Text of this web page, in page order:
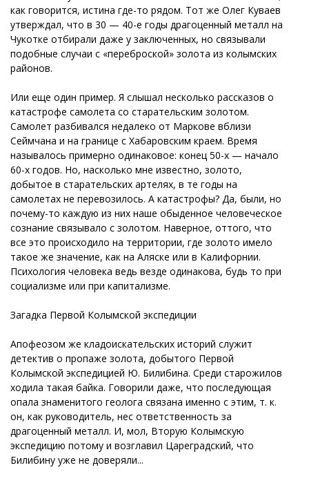
как говорится, истина где-то рядом. Тот же Олег Куваев
утверждал, что в 30 — 40-е годы драгоценный металл на
Чукотке отбирали даже у заключенных, но связывали
подобные случаи с «переброской» золота из колымских
районов.
Или еще один пример. Я слышал несколько рассказов о
катастрофе самолета со старательским золотом.
Самолет разбивался недалеко от Маркове вблизи
Сеймчана и на границе с Хабаровским краем. Время
называлось примерно одинаковое: конец 50-х — начало
60-х годов. Но, насколько мне известно, золото,
добытое в старательских артелях, в те годы на
самолетах не перевозилось. А катастрофы? Да, были, но
почему-то каждую из них наше обыденное человеческое
сознание связывало с золотом. Наверное, оттого, что
все это происходило на территории, где золото имело
такое же значение, как на Аляске или в Калифорнии.
Психология человека ведь везде одинакова, будь то при
социализме или при капитализме.
Загадка Первой Колымской экспедиции
Апофеозом же кладоискательских историй служит
детектив о пропаже золота, добытого Первой
Колымской экспедицией Ю. Билибина. Среди старожилов
ходила такая байка. Говорили даже, что последующая
опала знаменитого геолога связана именно с этим, т. к.
он, как руководитель, нес ответственность за
драгоценный металл. И, мол, Вторую Колымскую
экспедицию потому и возглавил Цареградский, что
Билибину уже не доверяли...